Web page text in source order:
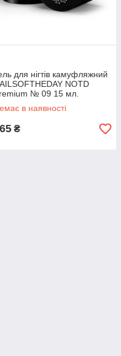
для нігтів камуфляжний
NOTD
№ 09 15 мл.
в наявності
₴